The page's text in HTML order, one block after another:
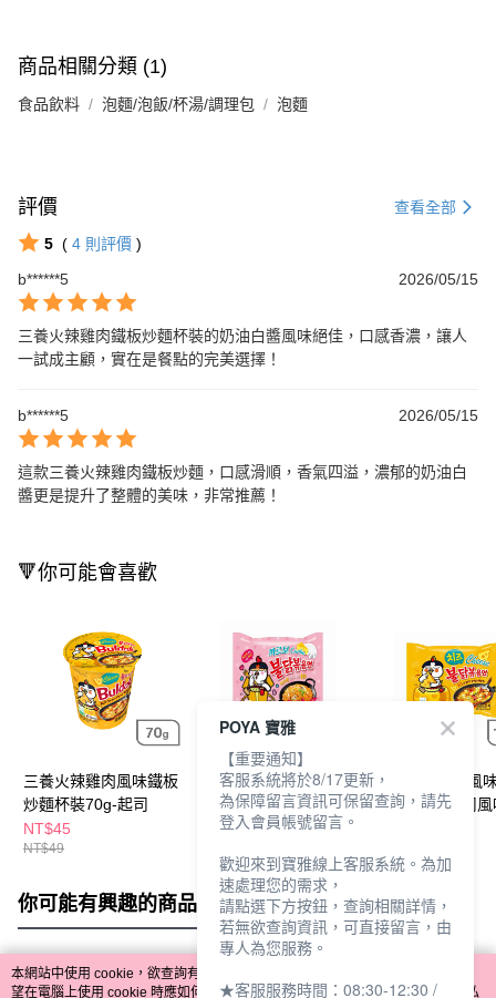
商品相關分類 (1)
食品飲料 泡麵/泡飯/杯湯/調理包 泡麵
評價 查看全部
5 ( 4 則評價 )
b******5
2026/05/15
三養火辣雞肉鐵板炒麵杯裝的奶油白醬風味絕佳，口感香濃，讓人
一試成主顧，實在是餐點的完美選擇！
b******5 2026/05/15
這款三養火辣雞肉鐵板炒麵，口感滑順，香氣四溢，濃郁的奶油白
醬更是提升了整體的美味，非常推薦！
🔻你可能會喜歡
三養火辣雞肉風味鐵板
炒麵杯裝70g-起司
NT$45
NT$49
三養火辣雞肉風味鐵板
炒麵130g-奶油白
NT$64
三養火辣雞肉風
炒麵140g-起司風
你可能有興趣的商品 全站排行
熱門標籤
本網站中使用 cookie，欲查詢有關本網站使用 cookie 方式之詳情，及若您不希
望在電腦上使用 cookie 時應如何變更電腦的 cookie 設定，請參閱本網站「
隱私
POYA 寶雅
【重要通知】
客服系統將於8/17更新，
為保障留言資訊可保留查詢，請先
登入會員帳號留言。
歡迎來到寶雅線上客服系統。為加
速處理您的需求，
請點選下方按鈕，查詢相關詳情，
若無欲查詢資訊，可直接留言，由
專人為您服務。
★客服服務時間：08:30-12:30 /